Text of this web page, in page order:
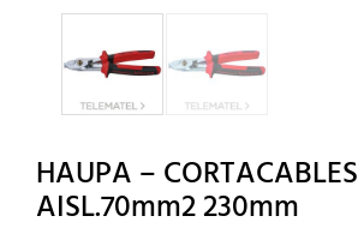
HAUPA – CORTACABLES
AISL.70mm2 230mm